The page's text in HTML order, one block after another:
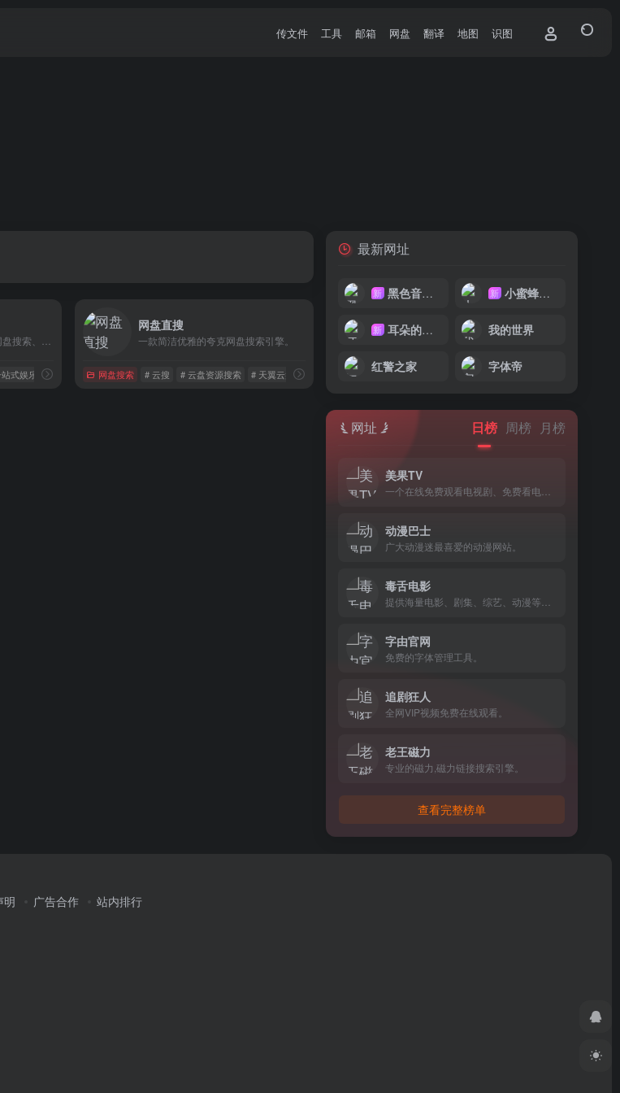
传文件 工具 邮箱 网盘 翻译 地图 识图
式娱乐
网盘直搜
一款简洁优雅的夸克网盘搜索引擎。
网盘搜索 # 云搜 # 云盘资源搜索 # 天翼云盘
最新网址
新 黑色音频DJ 新 小蜜蜂音乐网
新 耳朵的主人 我的世界
红警之家 字体帝
网址 日榜 周榜 月榜
美果TV
动漫巴士
广大动漫迷最喜爱的动漫网站。
毒舌电影
字由官网
免费的字体管理工具。
追剧狂人
全网VIP视频免费在线观看。
老王磁力
专业的磁力,磁力链接搜索引擎。
查看完整榜单
明 广告合作 站内排行